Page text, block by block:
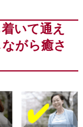
いて通え
がら癒さ